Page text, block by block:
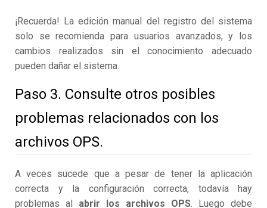
¡Recuerda! La edición manual del registro del sistema
solo se recomienda para usuarios avanzados, y los
cambios realizados sin el conocimiento adecuado
pueden dañar el sistema.
Paso 3. Consulte otros posibles
problemas relacionados con los
archivos OPS.
A veces sucede que a pesar de tener la aplicación
correcta y la configuración correcta, todavía hay
problemas al abrir los archivos OPS. Luego debe